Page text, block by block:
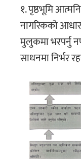
१. पृष्ठभूमि
नागरिकको
मुलुकमा भरपर्नु
साधनमा निर्भर